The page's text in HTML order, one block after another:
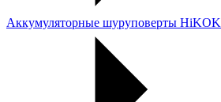
Аккумуляторные шуруповерты